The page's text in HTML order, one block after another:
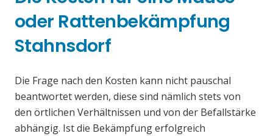
oder Rattenbekämpfung
Stahnsdorf
Die Frage nach den Kosten kann nicht pauschal
beantwortet werden, diese sind nämlich stets von
den örtlichen Verhältnissen und von der Befallstärke
abhängig. Ist die Bekämpfung erfolgreich